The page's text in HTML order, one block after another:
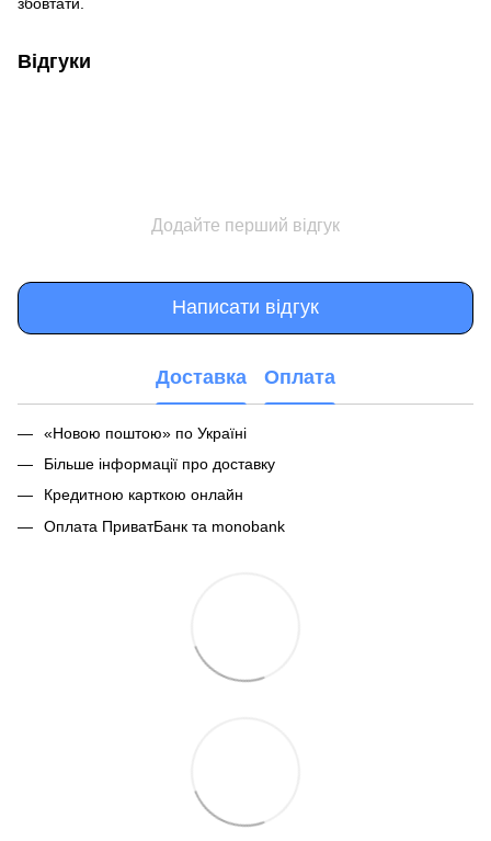
Відгуки
Додайте перший відгук
Написати відгук
Доставка Оплата
«Новою поштою» по Україні
Більше інформації про доставку
Кредитною карткою онлайн
Оплата ПриватБанк та monobank